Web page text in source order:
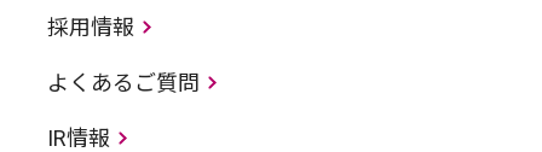
採用情報
よくあるご質問
IR情報